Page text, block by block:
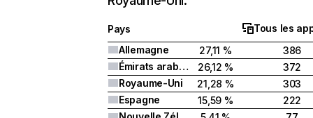
Pays
Tous les
Allemagne
27,11 %
386
Émirats arabes unis
26,12 %
372
Royaume-Uni
21,28 %
303
Espagne
15,59 %
222